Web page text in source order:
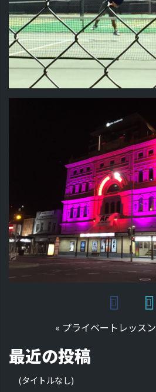
« プライベートレッスン
最近の投稿
(タイトルなし)